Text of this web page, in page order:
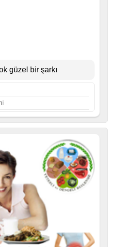
güzel bir şarkı